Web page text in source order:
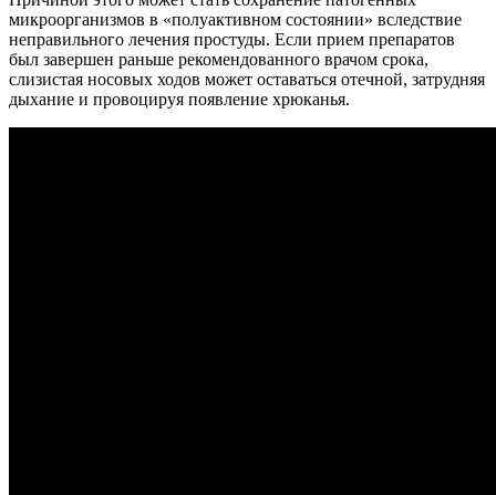
микроорганизмов в «полуактивном состоянии» вследствие
неправильного лечения простуды. Если прием препаратов
был завершен раньше рекомендованного врачом срока,
слизистая носовых ходов может оставаться отечной, затрудняя
дыхание и провоцируя появление хрюканья.